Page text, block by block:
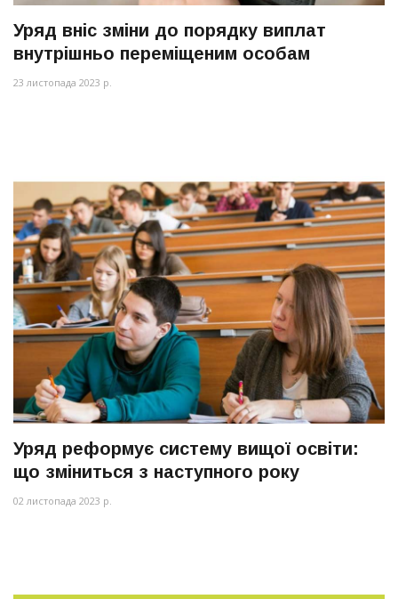
Уряд вніс зміни до порядку виплат
внутрішньо переміщеним особам
23 листопада 2023 р.
Уряд реформує систему вищої освіти:
що зміниться з наступного року
02 листопада 2023 р.